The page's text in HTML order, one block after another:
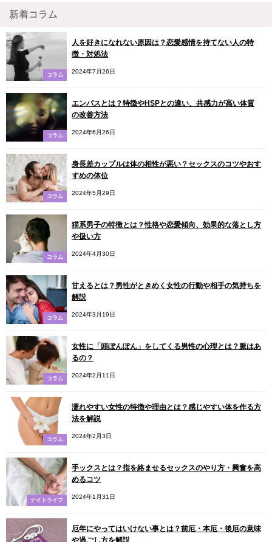
新着コラム
コラム
人を好きになれない原因は？恋愛感情を持てない人の特
徴・対処法
2024年7月26日
コラム
エンパスとは？特徴やHSPとの違い、共感力が高い体質
の改善方法
2024年6月26日
コラム
身長差カップルは体の相性が悪い？セックスのコツやおす
すめの体位
2024年5月29日
コラム
猫系男子の特徴とは？性格や恋愛傾向、効果的な落とし方
や扱い方
2024年4月30日
コラム
甘えるとは？男性がときめく女性の行動や相手の気持ちを
解説
2024年3月19日
コラム
女性に「頭ぽんぽん」をしてくる男性の心理とは？脈はあ
るの？
2024年2月11日
コラム
濡れやすい女性の特徴や理由とは？感じやすい体を作る方
法を解説
2024年2月3日
ナイトライフ
手ックスとは？指を絡ませるセックスのやり方・興奮を高
めるコツ
2024年1月31日
厄年にやってはいけない事とは？前厄・本厄・後厄の意味
や過ごし方を解説